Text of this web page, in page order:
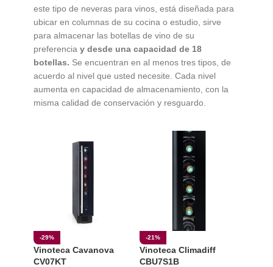
este tipo de neveras para vinos, está diseñada para
ubicar en columnas de su cocina o estudio, sirve
para almacenar las botellas de vino de su
preferencia y desde una capacidad de 18
botellas. Se encuentran en al menos tres tipos, de
acuerdo al nivel que usted necesite. Cada nivel
aumenta en capacidad de almacenamiento, con la
misma calidad de conservación y resguardo.
-29%
Vinoteca Cavanova
CV07KT
-21%
Vinoteca Climadiff
CBU7S1B